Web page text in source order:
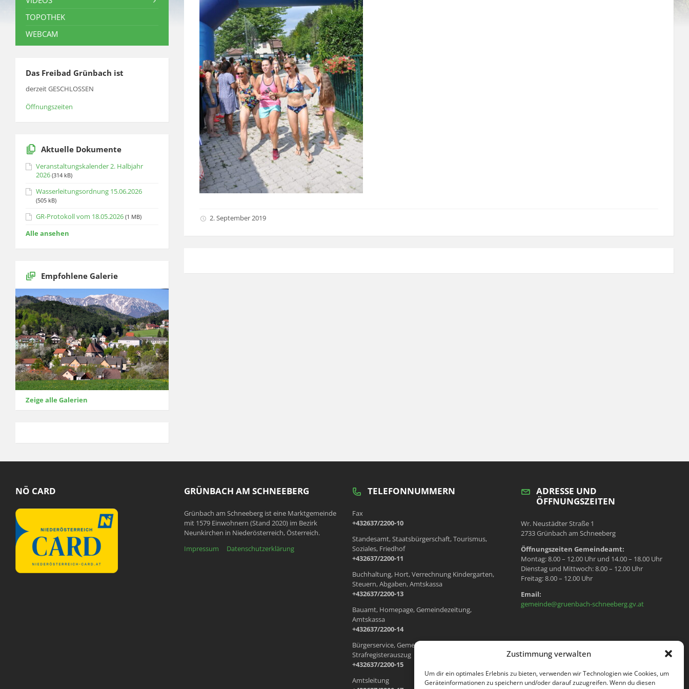
Zustimmung verwalten
Um dir ein optimales Erlebnis zu bieten, verwenden wir Technologien wie Cookies, um
Geräteinformationen zu speichern und/oder darauf zuzugreifen. Wenn du diesen
2. September 2019
TOPOTHEK
WEBCAM
Das Freibad Grünbach ist
derzeit GESCHLOSSEN
Öffnungszeiten
Aktuelle Dokumente
Veranstaltungskalender 2. Halbjahr
2026 (314 kB)
Wasserleitungsordnung 15.06.2026
(505 kB)
GR-Protokoll vom 18.05.2026 (1 MB)
Alle ansehen
Empfohlene Galerie
Zeige alle Galerien
NÖ CARD GRÜNBACH AM SCHNEEBERG
Grünbach am Schneeberg ist eine Marktgemeinde
mit 1579 Einwohnern (Stand 2020) im Bezirk
Neunkirchen in Niederösterreich, Österreich.
Impressum
Datenschutzerklärung
TELEFONNUMMERN
Fax
+432637/2200-10
Standesamt, Staatsbürgerschaft, Tourismus,
Soziales, Friedhof
+432637/2200-11
Buchhaltung, Hort, Verrechnung Kindergarten,
Steuern, Abgaben, Amtskassa
+432637/2200-13
Bauamt, Homepage, Gemeindezeitung,
Amtskassa
+432637/2200-14
Bürgerservice, Gemeindewohnungen, Meldeamt,
Strafregisterauszug
+432637/2200-15
Amtsleitung
ADRESSE UND
ÖFFNUNGSZEITEN
Wr. Neustädter Straße 1
2733 Grünbach am Schneeberg
Öffnungszeiten Gemeindeamt:
Montag: 8.00 – 12.00 Uhr und 14.00 – 18.00 Uhr
Dienstag und Mittwoch: 8.00 – 12.00 Uhr
Freitag: 8.00 – 12.00 Uhr
Email:
gemeinde@gruenbach-schneeberg.gv.at